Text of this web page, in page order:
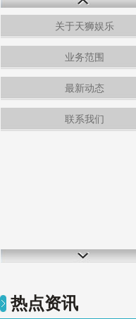
关于天狮娱乐
业务范围
最新动态
联系我们
热点资讯